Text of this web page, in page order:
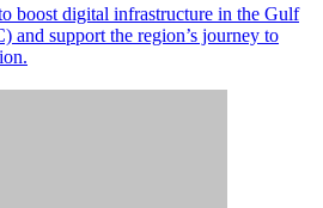
boost digital infrastructure in the Gulf
and support the region’s journey to